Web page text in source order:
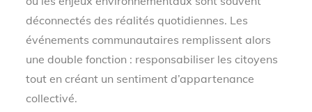
déconnectés des réalités quotidiennes. Les
événements communautaires remplissent alors
une double fonction : responsabiliser les citoyens
tout en créant un sentiment d’appartenance
collectivé.